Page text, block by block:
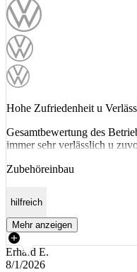
Hohe Zufriedenheit u
Gesamtbewertung des
immer sehr verlässlich u
Zubehöreinbau
hilfreich
Mehr anzeigen
Erhard E.
8/1/2026